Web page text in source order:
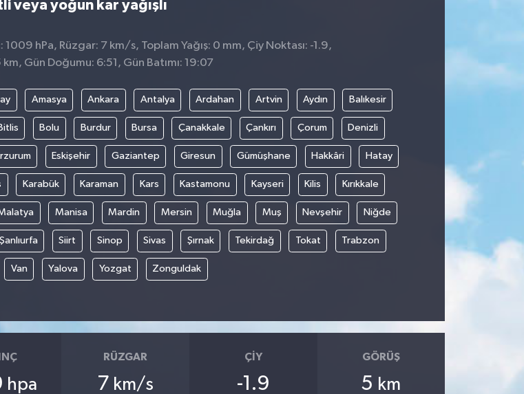
veya yoğun kar yağışlı
1009 hPa, Rüzgar: 7 km/s, Toplam Yağış: 0 mm, Çiy Noktası: -1.9,
Gün Doğumu: 6:51, Gün Batımı: 19:07
Amasya Ankara Antalya Ardahan Artvin Aydın Balıkesir
Bolu Burdur Bursa Çanakkale Çankırı Çorum Denizli
Eskişehir Gaziantep Giresun Gümüşhane Hakkâri Hatay
Karabük Karaman Kars Kastamonu Kayseri Kilis Kırıkkale
Manisa Mardin Mersin Muğla Muş Nevşehir Niğde
Şanlıurfa Siirt Sinop Sivas Şırnak Tekirdağ Tokat Trabzon
Van Yalova Yozgat Zonguldak
hpa
RÜZGAR
7 km/s
ÇIY
-1.9
GÖRÜŞ
5 km